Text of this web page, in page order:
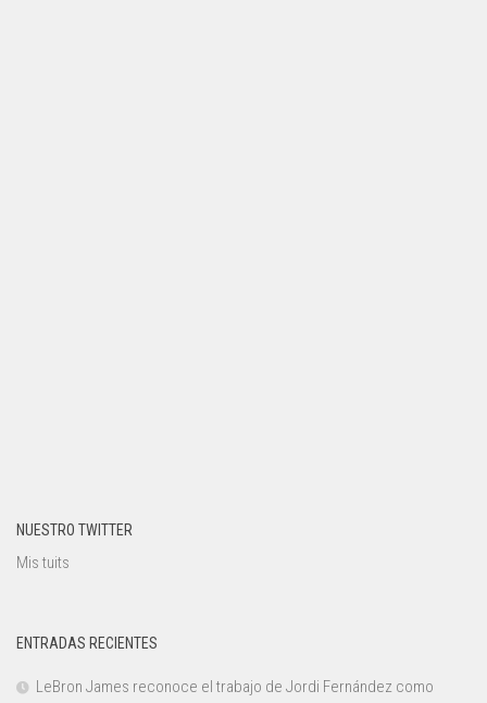
NUESTRO TWITTER
Mis tuits
ENTRADAS RECIENTES
LeBron James reconoce el trabajo de Jordi Fernández como